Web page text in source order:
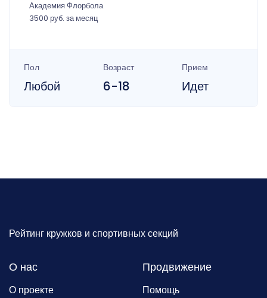
Академия Флорбола
3500 руб. за месяц
Пол
Любой
Возраст
6-18
Прием
Идет
Рейтинг кружков и спортивных секций
О нас
О проекте
Продвижение
Помощь